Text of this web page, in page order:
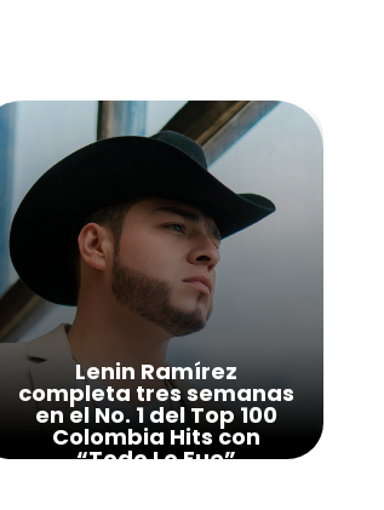
Lenin Ramírez
completa tres semanas
en el No. 1 del Top 100
Colombia Hits con
“Todo Lo Fue”